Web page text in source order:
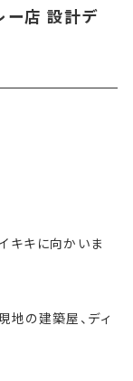
ー店 設計デ
キキに向かいま
地の建築屋、ディ